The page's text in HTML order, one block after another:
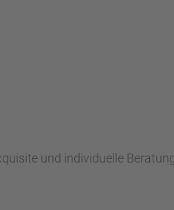
und individuelle